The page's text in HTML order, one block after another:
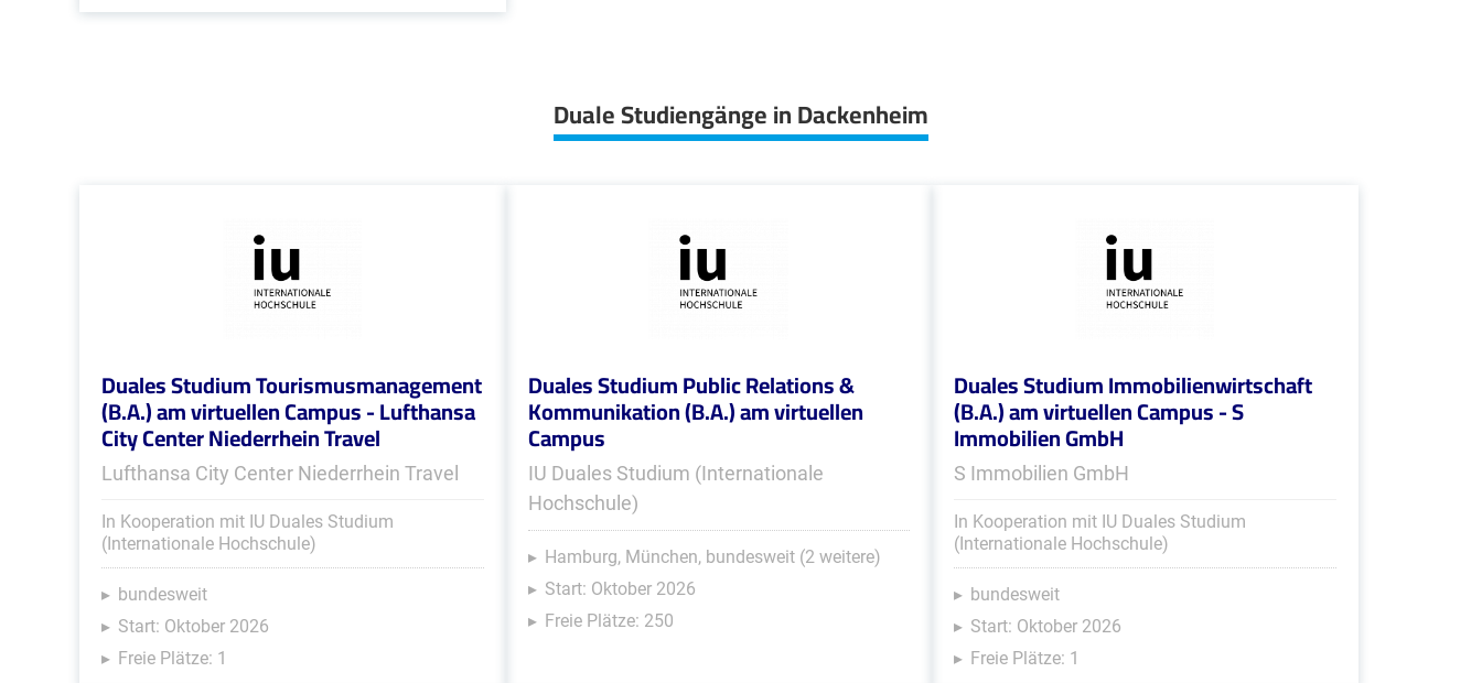
Duale Studiengänge in Dackenheim
Duales Studium Tourismusmanagement
(B.A.) am virtuellen Campus - Lufthansa
City Center Niederrhein Travel
Lufthansa City Center Niederrhein Travel
In Kooperation mit IU Duales Studium
(Internationale Hochschule)
bundesweit
Start: Oktober 2026
Freie Plätze: 1
Duales Studium Public Relations &
Kommunikation (B.A.) am virtuellen
Campus
IU Duales Studium (Internationale
Hochschule)
Hamburg, München, bundesweit (2 weitere)
Start: Oktober 2026
Freie Plätze: 250
Duales Studium Immobilienwirtschaft
(B.A.) am virtuellen Campus - S
Immobilien GmbH
S Immobilien GmbH
In Kooperation mit IU Duales Studium
(Internationale Hochschule)
bundesweit
Start: Oktober 2026
Freie Plätze: 1